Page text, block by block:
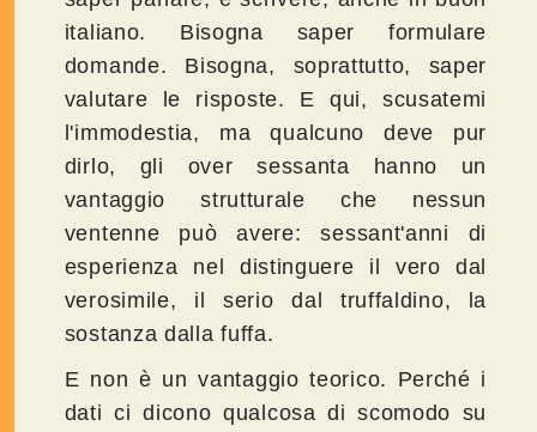
italiano. Bisogna saper formulare
domande. Bisogna, soprattutto, saper
valutare le risposte. E qui, scusatemi
l'immodestia, ma qualcuno deve pur
dirlo, gli over sessanta hanno un
vantaggio strutturale che nessun
ventenne può avere: sessant'anni di
esperienza nel distinguere il vero dal
verosimile, il serio dal truffaldino, la
sostanza dalla fuffa.
E non è un vantaggio teorico. Perché i
dati ci dicono qualcosa di scomodo su